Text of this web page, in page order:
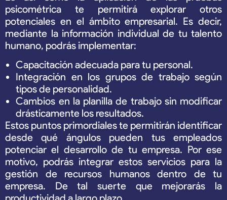
psicométrica te permitirá explorar otros
potenciales en el ámbito empresarial. Es decir,
mediante la información individual de tu talento
humano, podrás implementar:
Capacitación adecuada para tu personal.
Integración en los grupos de trabajo según
tipos de personalidad.
Cambios en la planilla de trabajo sin modificar
drásticamente los resultados.
Estos puntos primordiales te permitirán identificar
desde qué ángulos pueden tus empleados
potenciar el desarrollo de tu empresa. Por ese
motivo, podrás integrar estos servicios para la
gestión de recursos humanos dentro de tu
empresa. De tal suerte que mejorarás la